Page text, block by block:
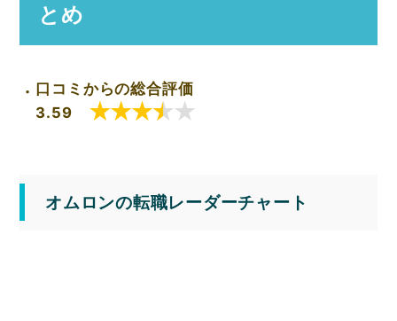
とめ
口コミからの総合評価
3.59
オムロンの転職レーダーチャート